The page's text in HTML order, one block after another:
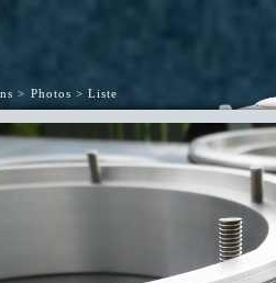
Photos Liste